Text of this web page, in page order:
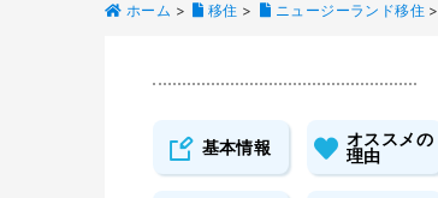
ホーム > 移住 > ニュージーランド移住 >
基本情報 オススメの
理由